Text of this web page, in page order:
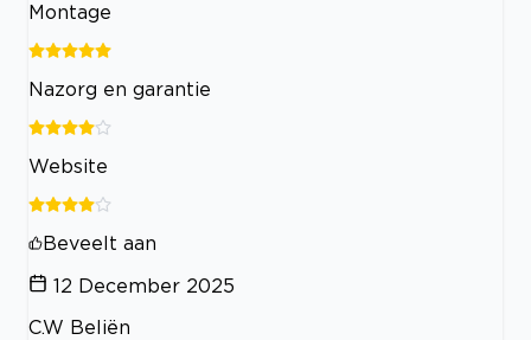
Montage
Nazorg en garantie
Website
Beveelt aan
12 December 2025
C.W Beliën